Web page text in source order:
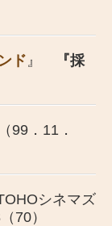
ド 』
『採
99．11．
シネマズ
）